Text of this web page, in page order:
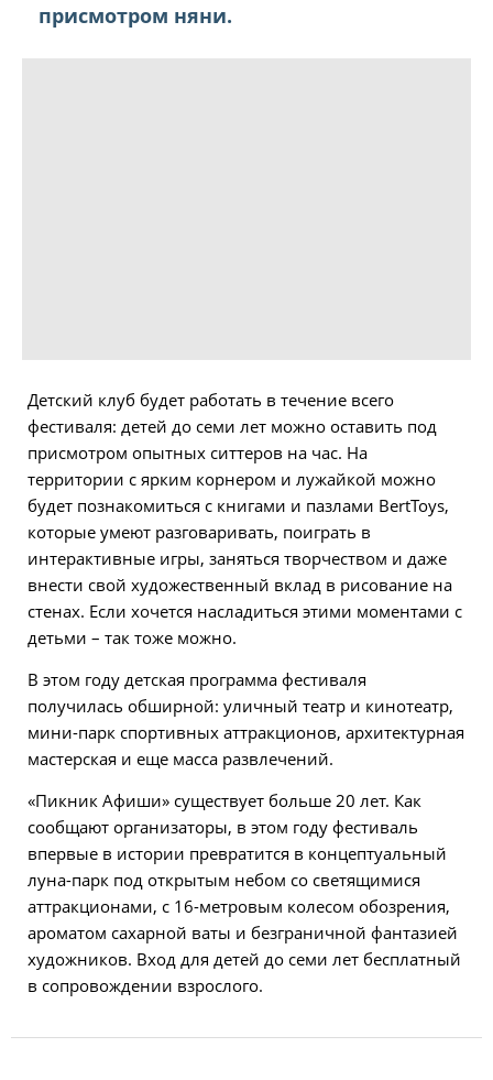
присмотром няни.
Детский клуб будет работать в течение всего
фестиваля: детей до семи лет можно оставить под
присмотром опытных ситтеров на час. На
территории с ярким корнером и лужайкой можно
будет познакомиться с книгами и пазлами BertToys,
которые умеют разговаривать, поиграть в
интерактивные игры, заняться творчеством и даже
внести свой художественный вклад в рисование на
стенах. Если хочется насладиться этими моментами с
детьми – так тоже можно.
В этом году детская программа фестиваля
получилась обширной: уличный театр и кинотеатр,
мини-парк спортивных аттракционов, архитектурная
мастерская и еще масса развлечений.
«Пикник Афиши» существует больше 20 лет. Как
сообщают организаторы, в этом году фестиваль
впервые в истории превратится в концептуальный
луна-парк под открытым небом со светящимися
аттракционами, с 16-метровым колесом обозрения,
ароматом сахарной ваты и безграничной фантазией
художников. Вход для детей до семи лет бесплатный
в сопровождении взрослого.